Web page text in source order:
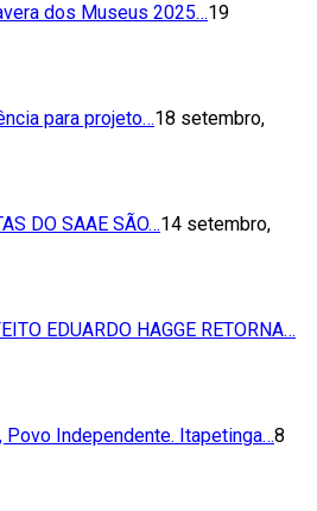
dos Museus 2025…19
para projeto…18 setembro,
DO SAAE SÃO…14 setembro,
EDUARDO HAGGE RETORNA…
Povo Independente. Itapetinga…8